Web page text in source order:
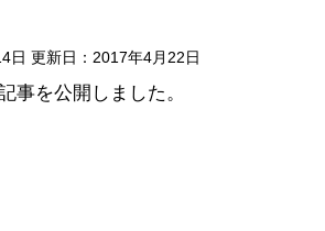
日 更新日： 2017年4月22日
事を公開しました。